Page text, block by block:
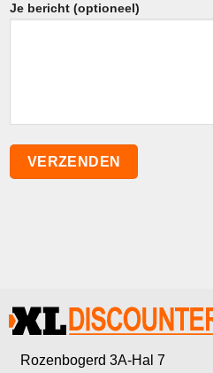
Je bericht (optioneel)
Rozenbogerd 3A-Hal 7